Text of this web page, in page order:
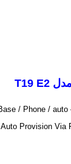
T19 E2
Auto Provision Via